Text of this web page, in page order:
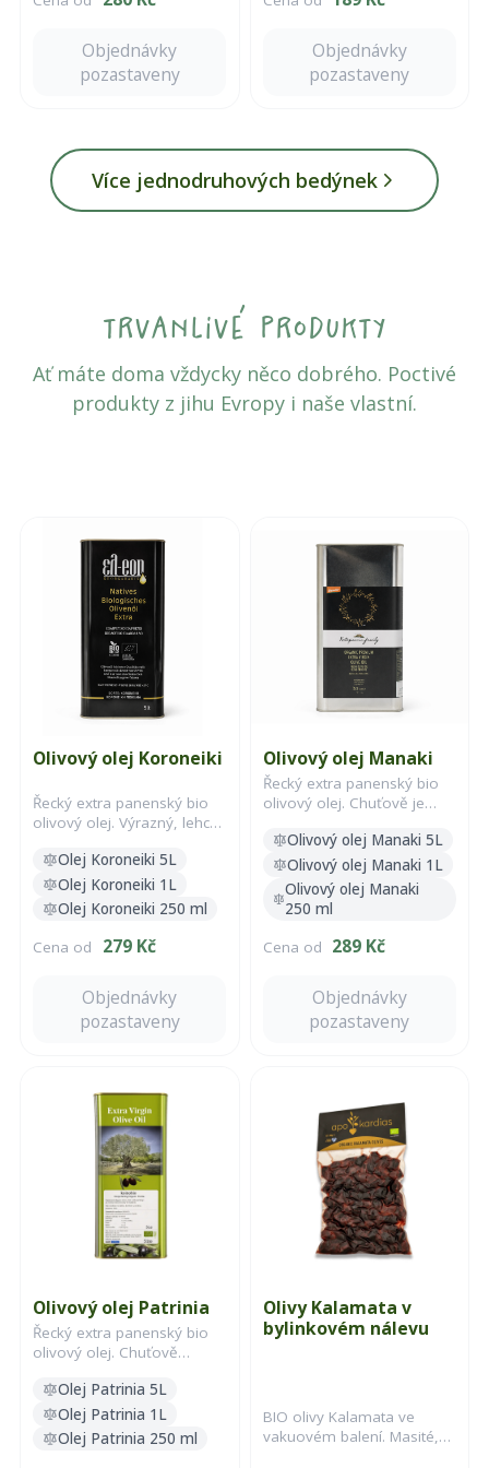
která by se vám cpala do
Objednávky
pozastaveny
Objednávky
pozastaveny
Více jednodruhových bedýnek
trvanlivé produkty
Ať máte doma vždycky něco dobrého. Poctivé
produkty z jihu Evropy i naše vlastní.
Olivový olej Koroneiki
Řecký extra panenský bio
olivový olej. Výrazný, lehce
bylinnými tóny.
Olej Koroneiki 5L
Olej Koroneiki 1L
Olej Koroneiki 250 ml
Cena od
279 Kč
Objednávky
pozastaveny
Olivový olej Manaki
Řecký extra panenský bio
olivový olej. Chuťově je
zbytečné hořkosti.
Olivový olej Manaki 5L
Olivový olej Manaki 1L
Olivový olej Manaki
250 ml
Cena od
289 Kč
Objednávky
pozastaveny
Olivový olej Patrinia
Řecký extra panenský bio
olivový olej. Chuťově
jemnou hořkostí.
Olej Patrinia 5L
Olej Patrinia 1L
Olej Patrinia 250 ml
Olivy Kalamata v
bylinkovém nálevu
BIO olivy Kalamata ve
vakuovém balení. Masité,